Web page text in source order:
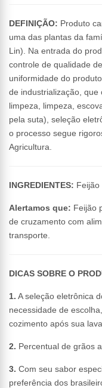
DEFINIÇÃO: Produto
uma das plantas da
Lin). Na entrada do
controle de qualidade
uniformidade do
de industrialização, que
limpeza, limpeza,
pela suta), seleção
o processo segue
Agricultura.
INGREDIENTES: Feijão
Alertamos que: Feijão
de cruzamento com
transporte.
DICAS SOBRE O
1. A seleção eletrônica
necessidade de
cozimento após sua
2. Percentual de grãos
3. Com seu sabor
preferência dos